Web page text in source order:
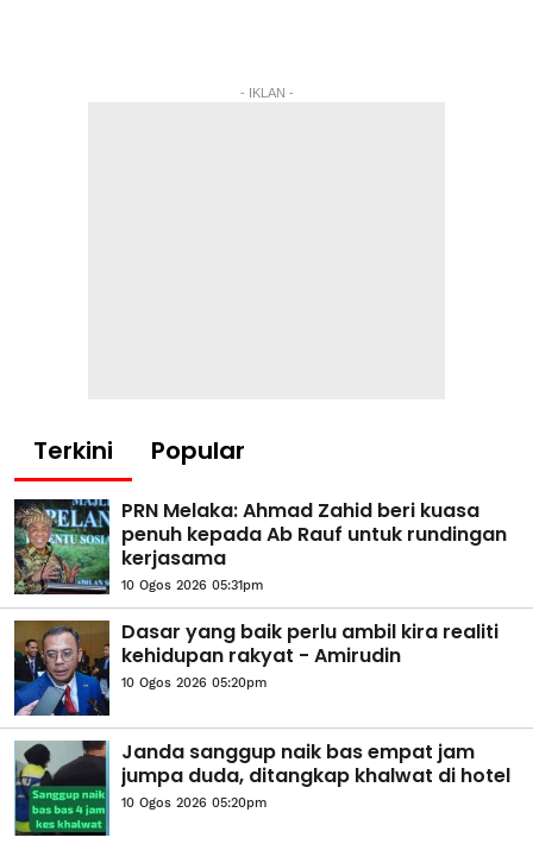
- IKLAN -
Terkini Popular
PRN Melaka: Ahmad Zahid beri kuasa
penuh kepada Ab Rauf untuk rundingan
kerjasama
10 Ogos 2026 05:31pm
Dasar yang baik perlu ambil kira realiti
kehidupan rakyat - Amirudin
10 Ogos 2026 05:20pm
Janda sanggup naik bas empat jam
jumpa duda, ditangkap khalwat di hotel
10 Ogos 2026 05:20pm